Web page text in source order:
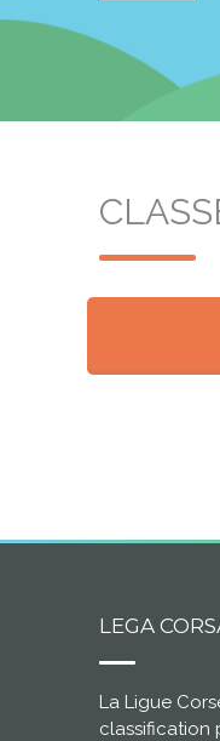
LEGA
La Ligue
classification